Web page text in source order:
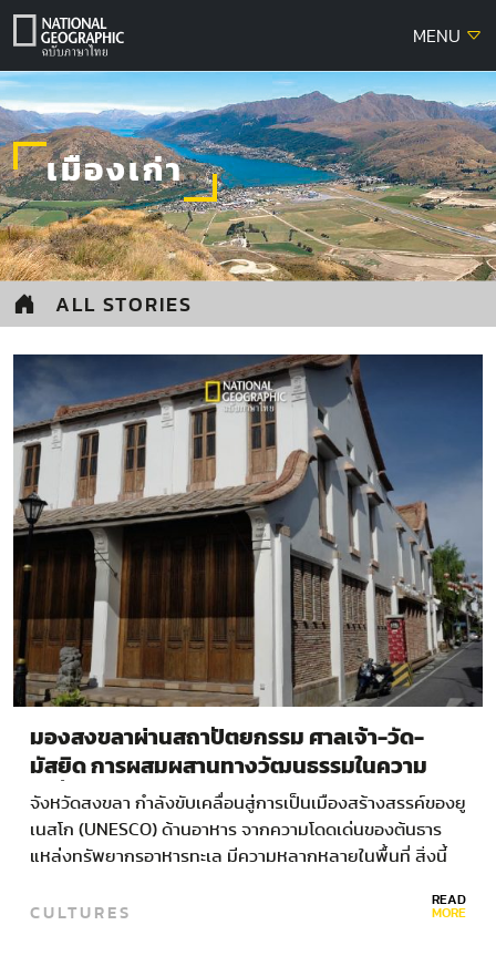
Skip
MENU
เมืองเก่า
ALL STORIES
มองสงขลาผ่านสถาปัตยกรรม ศาลเจ้า-วัด-
มัสยิด การผสมผสานทางวัฒนธรรมในความ
เปลี่ยนแปลง
จังหวัดสงขลา กำลังขับเคลื่อนสู่การเป็นเมืองสร้างสรรค์ของยู
เนสโก (UNESCO) ด้านอาหาร จากความโดดเด่นของต้นธาร
แหล่งทรัพยากรอาหารทะเล มีความหลากหลายในพื้นที่ สิ่งนี้
CULTURES READ
MORE